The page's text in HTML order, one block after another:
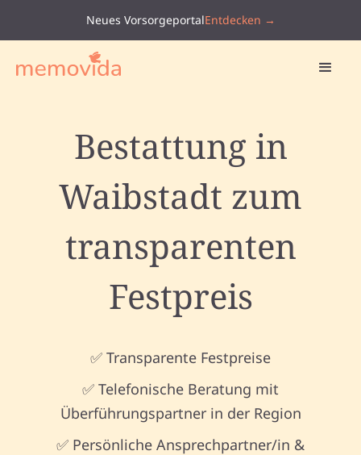
Neues VorsorgeportalEntdecken →
Bestattung in
Waibstadt zum
transparenten
Festpreis
✅ Transparente Festpreise
✅ Telefonische Beratung mit
Überführungspartner in der Region
✅ Persönliche Ansprechpartner/in &